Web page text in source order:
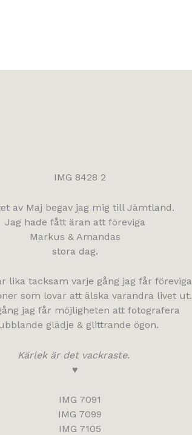
av Maj begav jag mig till Jämtland.
Jag hade fått äran att föreviga
Markus & Amandas
stora dag.
lika tacksam varje gång jag får föreviga
som lovar att älska varandra livet ut.
jag får möjligheten att fotografera
glädje & glittrande ögon.
Kärlek är det vackraste.
♥